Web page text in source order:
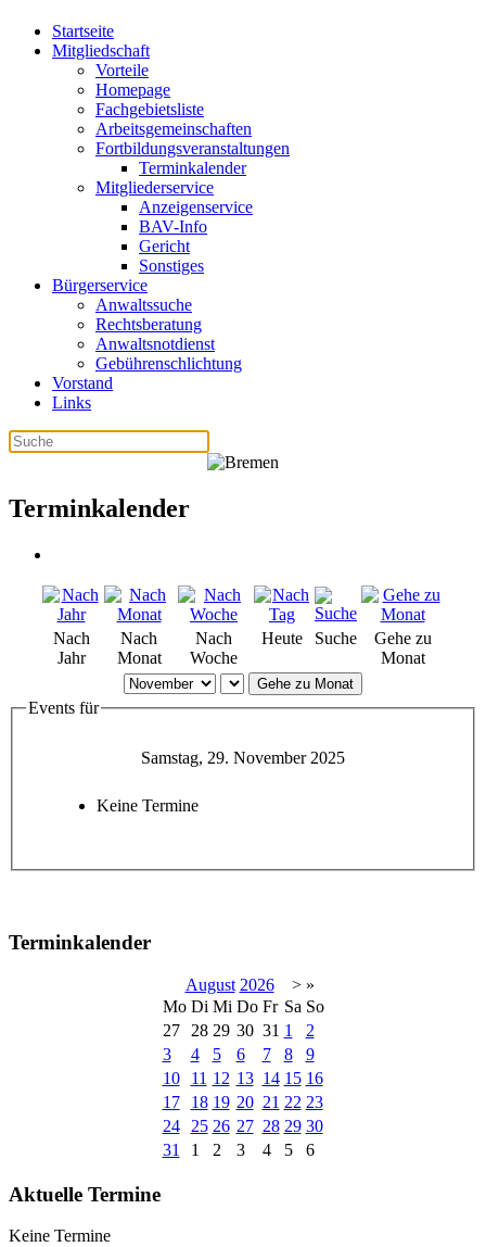
Startseite
Mitgliedschaft
Vorteile
Homepage
Fachgebietsliste
Arbeitsgemeinschaften
Fortbildungsveranstaltungen
Terminkalender
Mitgliederservice
Anzeigenservice
BAV-Info
Gericht
Sonstiges
Bürgerservice
Anwaltssuche
Rechtsberatung
Anwaltsnotdienst
Gebührenschlichtung
Vorstand
Links
Terminkalender
Nach
Jahr
Nach
Monat
Nach
Woche
Heute Suche
Gehe zu
Monat
Gehe zu Monat
Events für
Samstag, 29. November 2025
Keine Termine
Terminkalender
August 2026 > »
Mo Di Mi Do Fr Sa So
27
28 29 30 31 1
2
3
4 5 6 7 8
9
10
11 12 13 14 15 16
17
18 19 20 21 22 23
24
25 26 27 28 29 30
31
1 2 3 4 5 6
Aktuelle Termine
Keine Termine